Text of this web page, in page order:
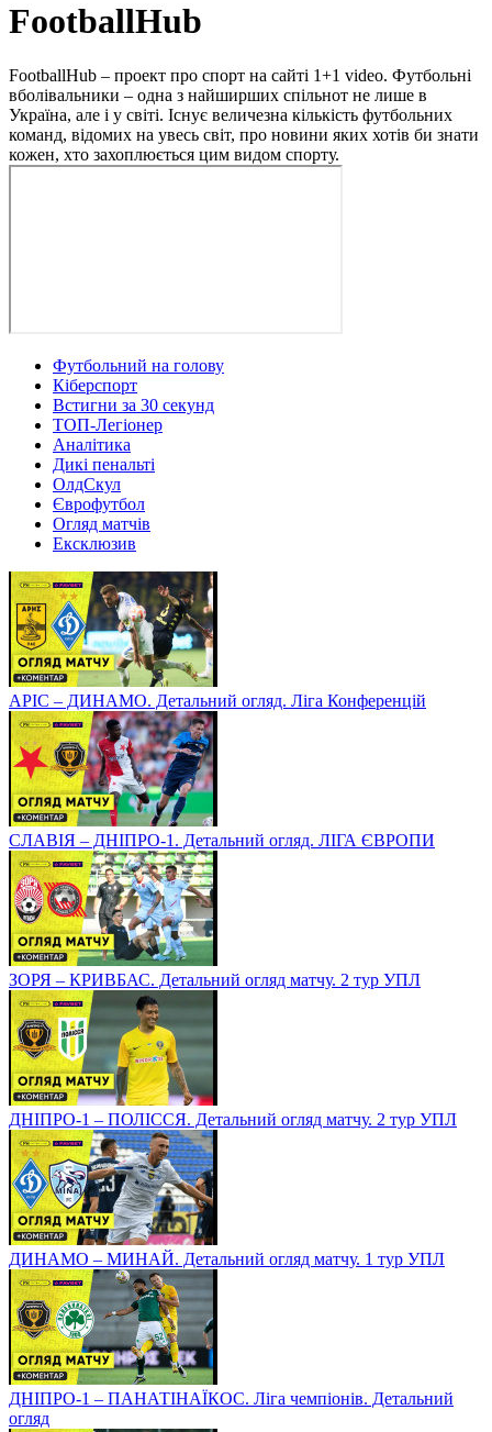
FootballHub
FootballHub – проект про спорт на сайті 1+1 video. Футбольні
вболівальники – одна з найширших спільнот не лише в
Україна, але і у світі. Існує величезна кількість футбольних
команд, відомих на увесь світ, про новини яких хотів би знати
кожен, хто захоплюється цим видом спорту.
Футбольний на голову
Кіберспорт
Встигни за 30 секунд
ТОП-Легіонер
Аналітика
Дикі пенальті
ОлдСкул
Єврофутбол
Огляд матчів
Ексклюзив
АРІС – ДИНАМО. Детальний огляд. Ліга Конференцій
СЛАВІЯ – ДНІПРО-1. Детальний огляд. ЛІГА ЄВРОПИ
ЗОРЯ – КРИВБАС. Детальний огляд матчу. 2 тур УПЛ
ДНІПРО-1 – ПОЛІССЯ. Детальний огляд матчу. 2 тур УПЛ
ДИНАМО – МИНАЙ. Детальний огляд матчу. 1 тур УПЛ
ДНІПРО-1 – ПАНАТІНАЇКОС. Ліга чемпіонів. Детальний
огляд